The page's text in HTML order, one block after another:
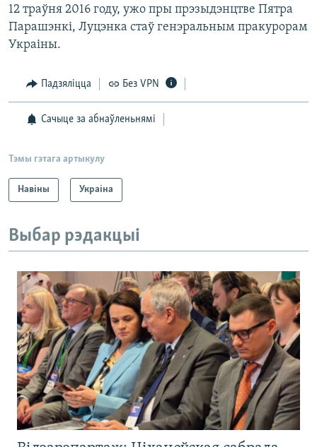
12 траўня 2016 году, ужо пры прэзыдэнцтве Пятра
Парашэнкі, Луцэнка стаў генэральным пракурорам
Украіны.
Падзяліцца Без VPN
Сачыце за абнаўленьнямі
Тэмы гэтага артыкулу
Навіны Украіна
Выбар рэдакцыі